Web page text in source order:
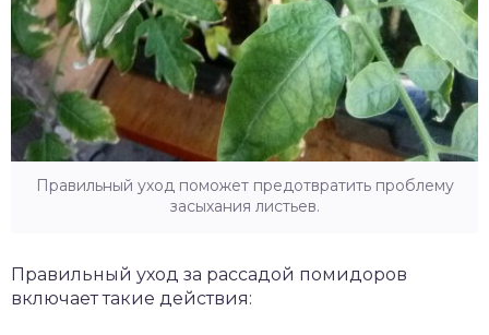
Правильный уход поможет предотвратить проблему
засыхания листьев.
Правильный уход за рассадой помидоров
включает такие действия: